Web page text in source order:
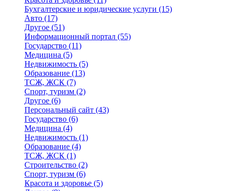
Бухгалтерские и юридические услуги (15)
Авто (17)
Другое (51)
Информационный портал (55)
Государство (11)
Медицина (5)
Недвижимость (5)
Образование (13)
ТСЖ, ЖСК (7)
Спорт, туризм (2)
Другое (6)
Персональный сайт (43)
Государство (6)
Медицина (4)
Недвижимость (1)
Образование (4)
ТСЖ, ЖСК (1)
Строительство (2)
Спорт, туризм (6)
Красота и здоровье (5)